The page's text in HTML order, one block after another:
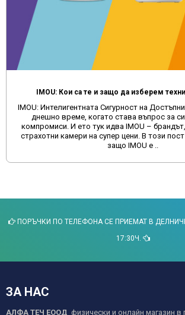
IMOU: Кои са те и защо да изберем
IMOU: Интелигентната Сигурност на
днешно време, когато става въпрос за
компромиси. И ето тук идва IMOU –
страхотни камери на супер цени. В този
защо IMOU е ..
ПОРЪЧКИ ПО ТЕЛЕФОНА СЕ ПРИЕМАТ В
17:30Ч.
ЗА НАС
АЛФА ТЕЧ ЕООД физически и онлайн магазин в